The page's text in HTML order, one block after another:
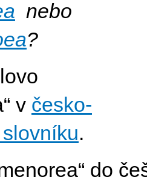
nebo
?
v česko-
.
do